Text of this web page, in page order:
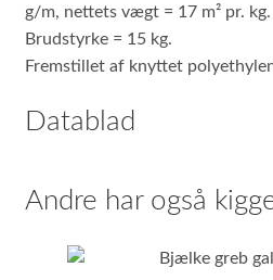
g/m, nettets vægt = 17 m² pr. kg.
Brudstyrke = 15 kg.
Fremstillet af knyttet
Datablad
Andre har også